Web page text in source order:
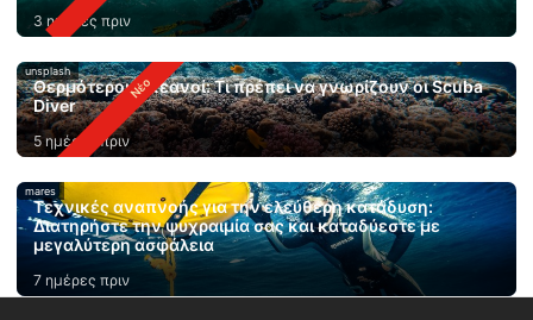
3 ημέρες πριν
unsplash
Θερμότεροι ωκεανοί: Τι πρέπει να γνωρίζουν οι Scuba
Diver
5 ημέρες πριν
mares
Τεχνικές αναπνοής για την ελεύθερη κατάδυση:
Διατηρήστε την ψυχραιμία σας και καταδύεστε με
μεγαλύτερη ασφάλεια
7 ημέρες πριν